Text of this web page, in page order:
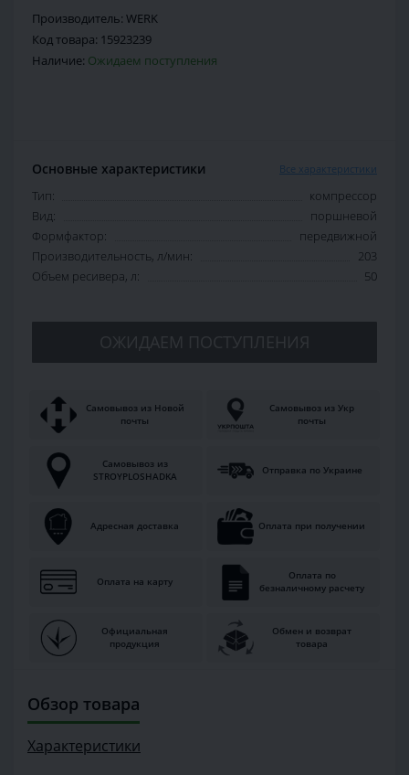
Производитель: WERK
Код товара: 15923239
Наличие: Ожидаем поступления
Основные характеристики Все характеристики
Тип:
компрессор
Вид:
поршневой
Формфактор:
передвижной
Производительность, л/мин:
203
Объем ресивера, л:
50
ОЖИДАЕМ ПОСТУПЛЕНИЯ
Самовывоз из Новой
почты
Самовывоз из Укр
почты
Самовывоз из
STROYPLOSHADKA
Отправка по Украине
Адресная доставка Оплата при получении
Оплата на карту
Оплата по
безналичному расчету
Официальная
продукция
Обмен и возврат
товара
Обзор товара
Характеристики